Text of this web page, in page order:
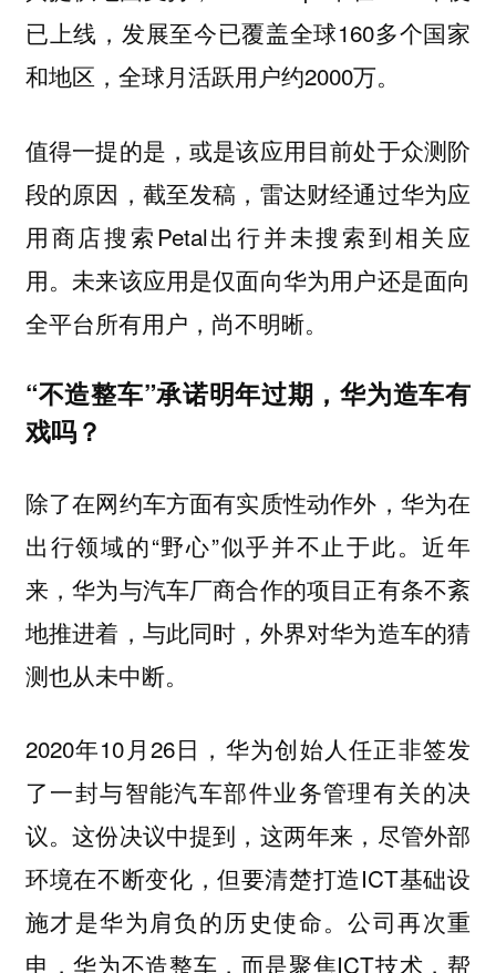
已上线，发展至今已覆盖全球160多个国家
和地区，全球月活跃用户约2000万。
值得一提的是，或是该应用目前处于众测阶
段的原因，截至发稿，雷达财经通过华为应
用商店搜索Petal出行并未搜索到相关应
用。未来该应用是仅面向华为用户还是面向
全平台所有用户，尚不明晰。
“不造整车”承诺明年过期，华为造车有
戏吗？
除了在网约车方面有实质性动作外，华为在
出行领域的“野心”似乎并不止于此。近年
来，华为与汽车厂商合作的项目正有条不紊
地推进着，与此同时，外界对华为造车的猜
测也从未中断。
2020年10月26日，华为创始人任正非签发
了一封与智能汽车部件业务管理有关的决
议。这份决议中提到，这两年来，尽管外部
环境在不断变化，但要清楚打造ICT基础设
施才是华为肩负的历史使命。公司再次重
申，华为不造整车，而是聚焦ICT技术，帮